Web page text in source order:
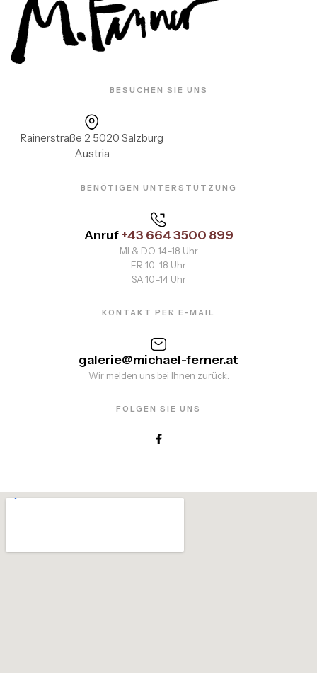
BESUCHEN SIE UNS
Rainerstraße 2 5020 Salzburg
Austria
BENÖTIGEN UNTERSTÜTZUNG
Anruf+43 664 3500 899
MI & DO 14–18 Uhr
FR 10–18 Uhr
SA 10–14 Uhr
KONTAKT PER E-MAIL
galerie@michael-ferner.at
Wir melden uns bei Ihnen zurück.
FOLGEN SIE UNS